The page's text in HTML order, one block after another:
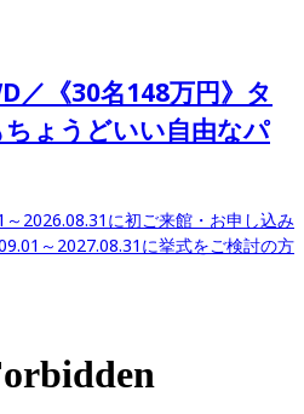
／《30名148万円》タ
ょうどいい自由なパ
～2026.08.31に初ご来館・お申し込み
～2027.08.31に挙式をご検討の方